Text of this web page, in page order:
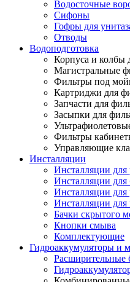
Водосточные
Сифоны
Гофры для
Отводы
Водоподготовка
Корпуса и колбы
Магистральные
Фильтры под
Картриджи для
Запчасти для
Засыпки для
Фильтры
Управляющие
Инсталляции
Инсталляции для
Инсталляции для
Инсталляции для
Инсталляции для
Бачки скрытого
Кнопки смыва
Комплектующие
Гидроаккумуляторы и
Расширительные